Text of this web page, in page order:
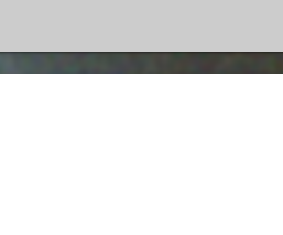
们手动打开，打开的方法也简单